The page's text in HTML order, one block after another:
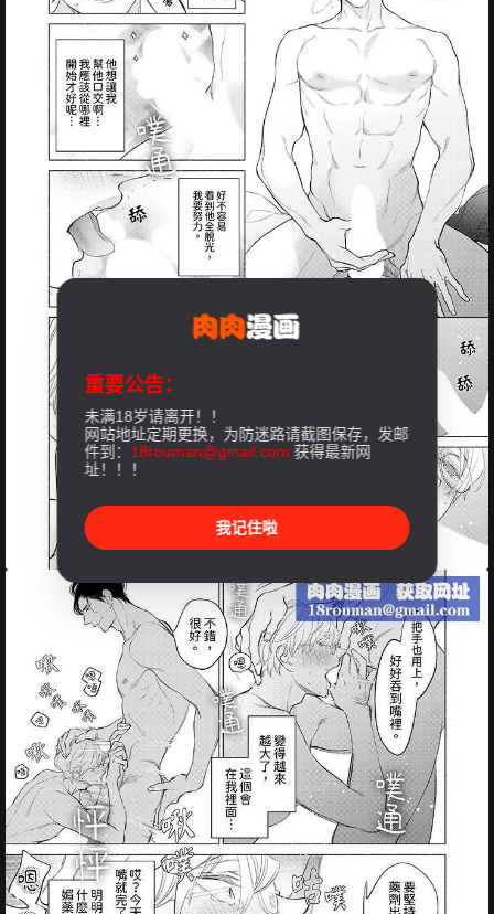
重要公告：
未满18岁请离开！！
网站地址定期更换，为防迷路请截图保存，发邮
件到： 18rouman@gmail.com 获得最新网
址！！！
我记住啦